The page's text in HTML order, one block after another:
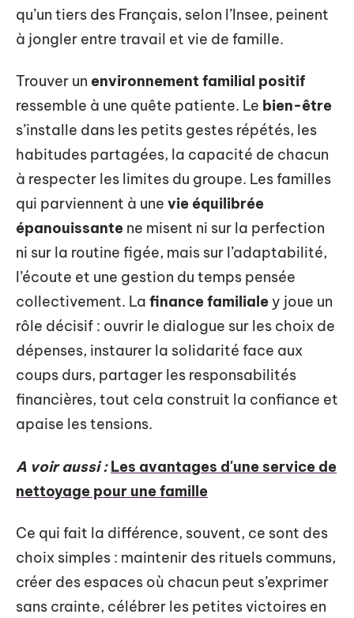
qu’un tiers des Français, selon l’Insee, peinent
à jongler entre travail et vie de famille.
Trouver un environnement familial positif
ressemble à une quête patiente. Le bien-être
s’installe dans les petits gestes répétés, les
habitudes partagées, la capacité de chacun
à respecter les limites du groupe. Les familles
qui parviennent à une vie équilibrée
épanouissante ne misent ni sur la perfection
ni sur la routine figée, mais sur l’adaptabilité,
l’écoute et une gestion du temps pensée
collectivement. La finance familiale y joue un
rôle décisif : ouvrir le dialogue sur les choix de
dépenses, instaurer la solidarité face aux
coups durs, partager les responsabilités
financières, tout cela construit la confiance et
apaise les tensions.
A voir aussi : Les avantages d'une service de
nettoyage pour une famille
Ce qui fait la différence, souvent, ce sont des
choix simples : maintenir des rituels communs,
créer des espaces où chacun peut s’exprimer
sans crainte, célébrer les petites victoires en